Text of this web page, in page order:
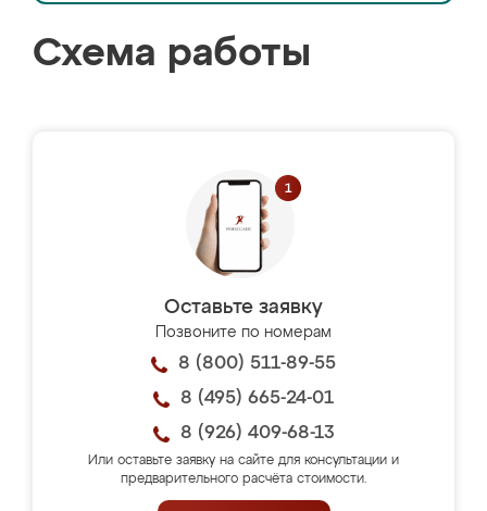
Схема работы
Оставьте заявку
Позвоните по номерам
8 (800) 511-89-55
8 (495) 665-24-01
8 (926) 409-68-13
Или оставьте заявку на сайте для консультации и
предварительного расчёта стоимости.